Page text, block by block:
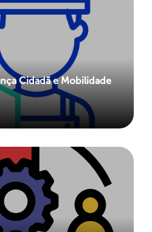
Cidadã e Mobilidade